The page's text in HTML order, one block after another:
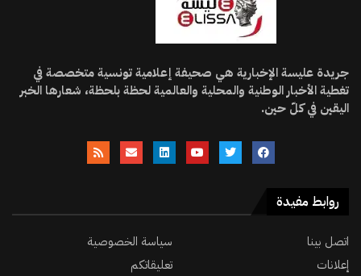
جريدة عليسة الإخبارية هي صحيفة إعلامية تونسية متخصصة في
تغطية الأخبار الوطنية والمحلية والعالمية لحظة بلحظة، شعارها الخبر
اليقين في كلّ حين.
روابط مفيدة
اتصل بينا
سياسة الخصوصية
إعلانات
تعليقاتكم